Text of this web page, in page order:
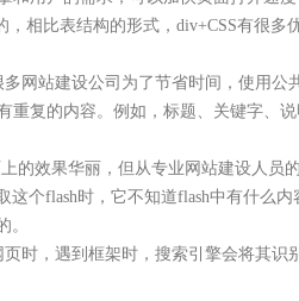
相比表结构的形式，div+CSS有很
网站建设公司为了节省时间，使用公
复的内容。例如，标题、关键字、
的效果华丽，但从专业网站建设人员
个flash时，它不知道flash中有什么
。
时，遇到框架时，搜索引擎会将其